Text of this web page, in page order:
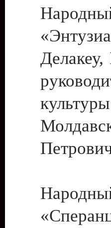
Делакеу,